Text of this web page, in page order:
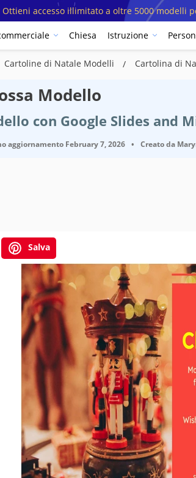
Ottieni accesso illimitato a oltre 5000 modelli
Chiesa Istruzione
Cartoline di Natale Modelli Cartolina di
Modello
con Google Slides and
aggiornamento February 7, 2026 • Creato da
Salva